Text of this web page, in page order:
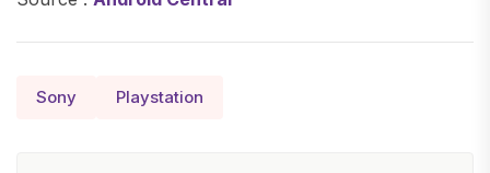
Sony Playstation